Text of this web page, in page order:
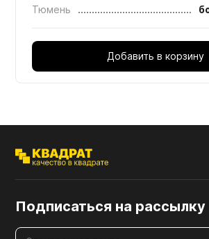
Тюмень
Добавить в корзину
Подписаться на рассылку